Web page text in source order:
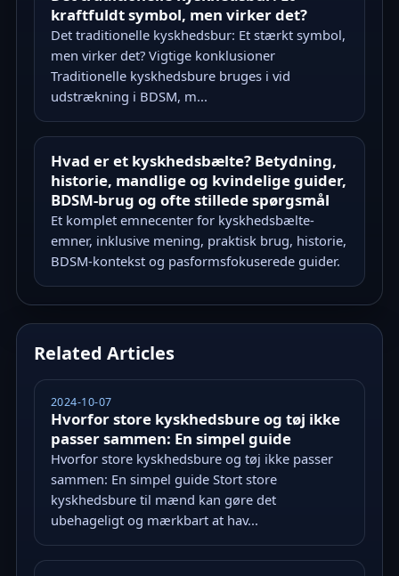
kraftfuldt symbol, men virker det?
Det traditionelle kyskhedsbur: Et stærkt symbol,
men virker det? Vigtige konklusioner
Traditionelle kyskhedsbure bruges i vid
udstrækning i BDSM, m...
Hvad er et kyskhedsbælte? Betydning,
historie, mandlige og kvindelige guider,
BDSM-brug og ofte stillede spørgsmål
Et komplet emnecenter for kyskhedsbælte-
emner, inklusive mening, praktisk brug, historie,
BDSM-kontekst og pasformsfokuserede guider.
Related Articles
2024-10-07
Hvorfor store kyskhedsbure og tøj ikke
passer sammen: En simpel guide
Hvorfor store kyskhedsbure og tøj ikke passer
sammen: En simpel guide Stort store
kyskhedsbure til mænd kan gøre det
ubehageligt og mærkbart at hav...